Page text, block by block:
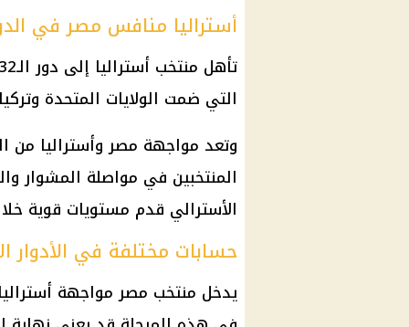
أستراليا منافس مصر في
التي ضمت الولايات المتحدة
وتعد مواجهة مصر وأستراليا من
الأسترالي قدم مستويات قوية
حسابات مختلفة في الأدوار
يدخل منتخب مصرمواجهة